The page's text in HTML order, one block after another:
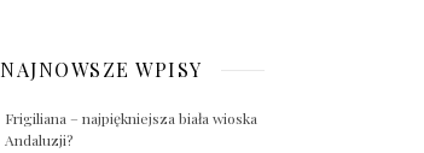
NAJNOWSZE WPISY
Frigiliana – najpiękniejsza biała wioska
Andaluzji?